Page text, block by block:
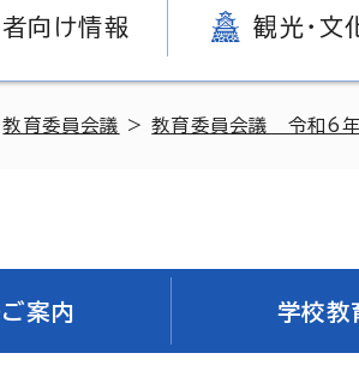
向け情報 観光・文
教育委員会議 >教育委員会議 令和6年
案内 学校教